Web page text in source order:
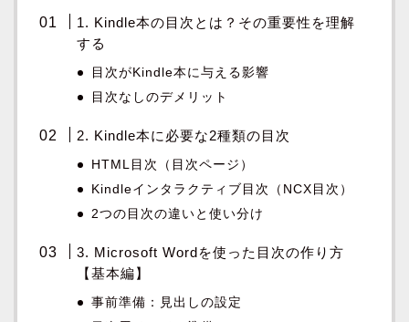
1. Kindle本の目次とは？その重要性を理解
する
目次がKindle本に与える影響
目次なしのデメリット
2. Kindle本に必要な2種類の目次
HTML目次（目次ページ）
Kindleインタラクティブ目次（NCX目次）
2つの目次の違いと使い分け
3. Microsoft Wordを使った目次の作り方
【基本編】
事前準備：見出しの設定